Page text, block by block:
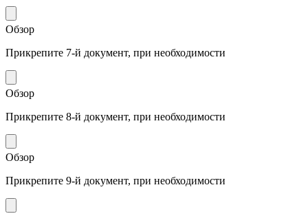
Обзор
Прикрепите 7-й документ, при необходимости
Обзор
Прикрепите 8-й документ, при необходимости
Обзор
Прикрепите 9-й документ, при необходимости